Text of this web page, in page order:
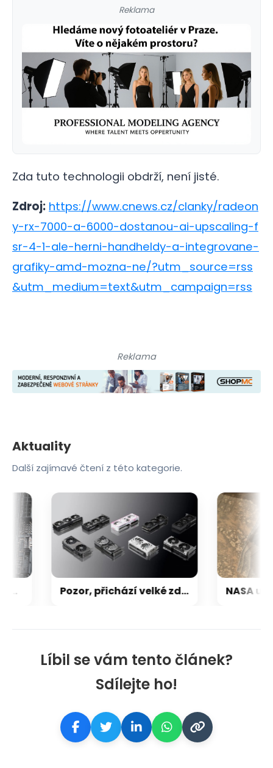
Reklama
Zda tuto technologii obdrží, není jisté.
Zdroj: https://www.cnews.cz/clanky/radeon
y-rx-7000-a-6000-dostanou-ai-upscaling-f
sr-4-1-ale-herni-handheldy-a-integrovane-
grafiky-amd-mozna-ne/?utm_source=rss
&utm_medium=text&utm_campaign=rss
Líbil se vám tento článek?
Sdílejte ho!
Reklama
Aktuality
Další zajímavé čtení z této kategorie.
Pozor, přichází velké zdražování grafických karet pro hráče: Ceny stoupají až o 30–40 %